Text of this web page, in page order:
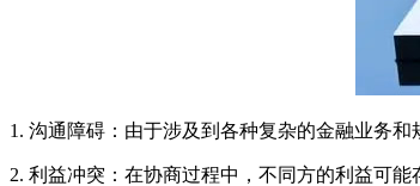
1. 沟通障碍：由于涉及到各种复杂的金融业务
2. 利益冲突：在协商过程中，不同方的利益可